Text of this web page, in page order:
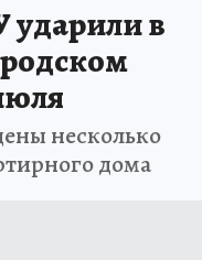
ударили в
несколько
дома